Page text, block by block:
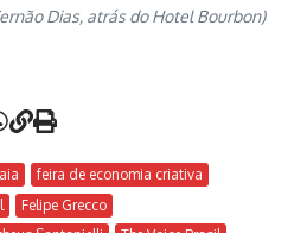
Dias, atrás do Hotel Bourbon)
feira de economia criativa
Felipe Grecco